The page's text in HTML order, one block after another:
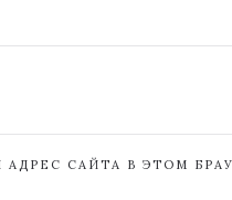
АДРЕС САЙТА В ЭТОМ